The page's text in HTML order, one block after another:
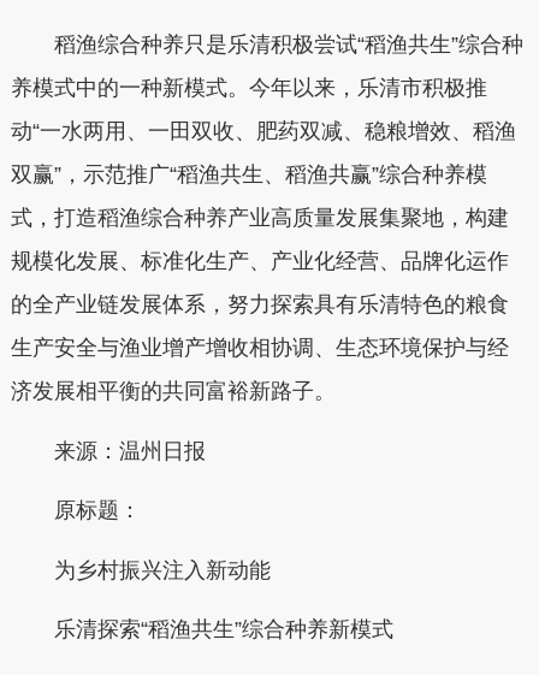
稻渔综合种养只是乐清积极尝试“稻渔共生”综合种
养模式中的一种新模式。今年以来，乐清市积极推
动“一水两用、一田双收、肥药双减、稳粮增效、稻渔
双赢”，示范推广“稻渔共生、稻渔共赢”综合种养模
式，打造稻渔综合种养产业高质量发展集聚地，构建
规模化发展、标准化生产、产业化经营、品牌化运作
的全产业链发展体系，努力探索具有乐清特色的粮食
生产安全与渔业增产增收相协调、生态环境保护与经
济发展相平衡的共同富裕新路子。
来源：温州日报
原标题：
为乡村振兴注入新动能
乐清探索“稻渔共生”综合种养新模式